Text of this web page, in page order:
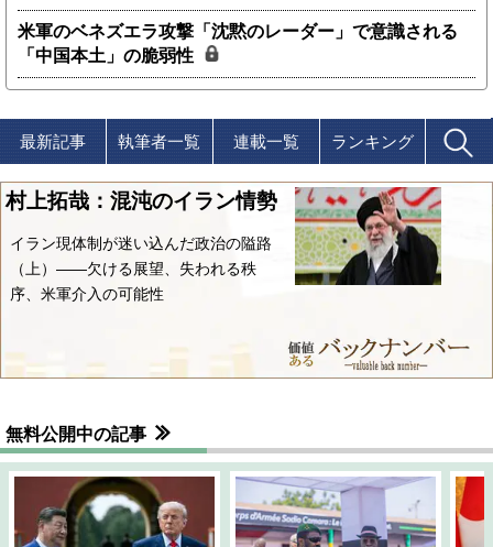
米軍のベネズエラ攻撃「沈黙のレーダー」で意識される
「中国本土」の脆弱性
最新記事 執筆者一覧 連載一覧 ランキング
村上拓哉：混沌のイラン情勢
イラン現体制が迷い込んだ政治の隘路
（上）――欠ける展望、失われる秩
序、米軍介入の可能性
無料公開中の記事